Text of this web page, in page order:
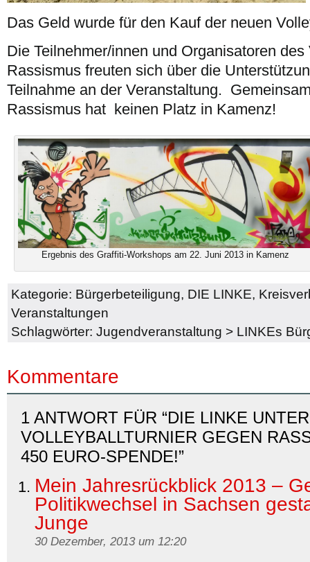
Das Geld wurde für den Kauf der neuen
Die Teilnehmer/innen und Organisatoren
Rassismus freuten sich über die
Teilnahme an der Veranstaltung.
Rassismus hat keinen Platz in Kamenz!
Ergebnis des Graffiti-Workshops am 22. Juni 2013 in Kamenz
Kategorie: Bürgerbeteiligung, DIE LINKE,
Veranstaltungen
Schlagwörter: Jugendveranstaltung > LINKEs
Kommentare
1 ANTWORT FÜR “DIE LINKE
VOLLEYBALLTURNIER GEGEN
450 EURO-SPENDE!”
Mein Jahresrückblick 2013 –
Politikwechsel in Sachsen
Junge
30 Dezember, 2013 um 12:20